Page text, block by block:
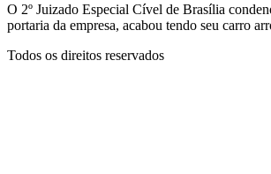
Contato
O 2º Juizado Especial Cível de Brasília
portaria da empresa, acabou tendo seu carro
Todos os direitos reservados